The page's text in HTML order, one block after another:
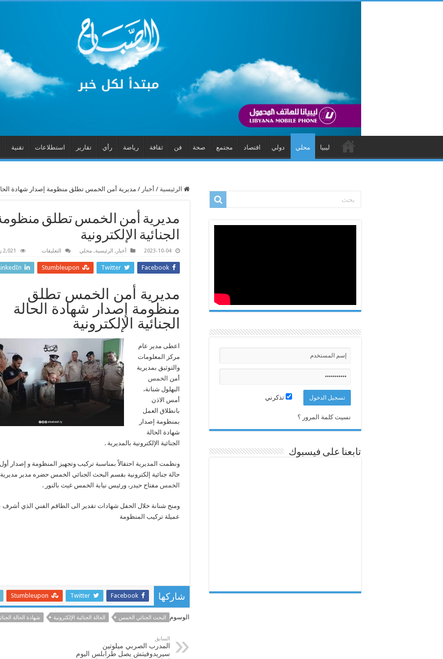
ليبيا محلي دولي اقتصاد مجتمع صحة فن ثقافة رياضة رأي تقارير استطلاعات تقنية
الرئيسية / أخبار / مديرية أمن الخمس تطلق منظومة إصدار شهادة الحالة
مديرية أمن الخمس تطلق
الجنائية الإلكترونية
2023-10-04 أخبار , الرئيسية, محلي التعليقات
أمن
الخمس
إصدار
شهادة
الحالة
الجنائية
الإلكترونية
2,021 زيارة
Facebook
Twitter
Stumbleupon
مديرية أمن الخمس تطلق
منظومة إصدار شهادة الحالة
الجنائية الإلكترونية
اعطى مدير عام
مركز المعلومات
والتوثيق بمديرية
أمن الخمس
البهلول شنانة،
أمس الاذن
بانطلاق العمل
بمنظومة إصدار
شهادة الحالة
الجنائية الإلكترونية بالمديرية .
ونظمت المديرية احتفالاً بمناسبة تركيب وتجهيز المنظومة و إصدار
حالة جنائية إلكترونية بقسم البحث الجنائي الخمس حضره مدير مديرية
الخمس مفتاح حيدر، ورئيس نيابة الخمس غيث بالنور .
ومنح شنانة خلال الحفل شهادات تقدير الى الطاقم الفني الذي
عميلة ترکیب المنظومة
شاركها Facebook
Twitter
Stumbleupon
الوسوم البحث الجنائي الخمس الحالة الجنائية الإلكترونية شهادة الحالة
السابق
المدرب الصربي ميلوتين
سيريدوفيتش يصل طرابلس اليوم
تذكرني
نسيت كلمة المرور ؟
تابعنا على فيسبوك